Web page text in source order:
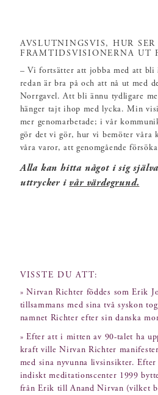
AVSLUTNINGSVIS, HUR SER
FRAMTIDSVISIONERNA UT
– Vi fortsätter att jobba med att bli
redan är bra på och att nå ut med
Norrgavel. Att bli ännu tydligare
hänger tajt ihop med lycka. Min
mer genomarbetade; i vår
gör det vi gör, hur vi bemöter våra
våra varor, att genomgående
Alla kan hitta något i sig
uttrycker i vår värdegrund.
VISSTE DU ATT:
» Nirvan Richter föddes som Erik
tillsammans med sina två syskon
namnet Richter efter sin danska
» Efter att i mitten av 90-talet ha
kraft ville Nirvan Richter
med sina nyvunna livsinsikter.
indiskt meditationscenter 1999
från Erik till Anand Nirvan (vilket